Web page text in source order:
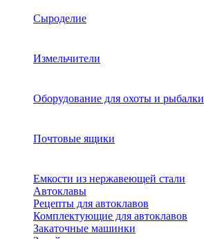
Сыроделие
Измельчители
Оборудование для охоты и рыбалки
Почтовые ящики
Емкости из нержавеющей стали
Автоклавы
Рецепты для автоклавов
Комплектующие для автоклавов
Закаточные машинки